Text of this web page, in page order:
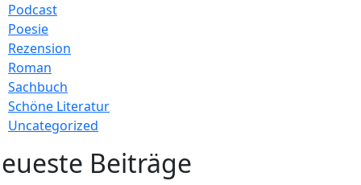
Podcast
Poesie
Rezension
Roman
Sachbuch
Schöne Literatur
Uncategorized
Beiträge